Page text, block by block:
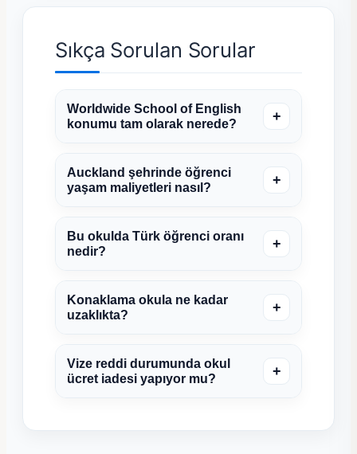
Sıkça Sorulan Sorular
Worldwide School of English
konumu tam olarak nerede?
+
Auckland şehrinde öğrenci
yaşam maliyetleri nasıl?
+
Bu okulda Türk öğrenci oranı
nedir?
+
Konaklama okula ne kadar
uzaklıkta?
+
Vize reddi durumunda okul
ücret iadesi yapıyor mu?
+